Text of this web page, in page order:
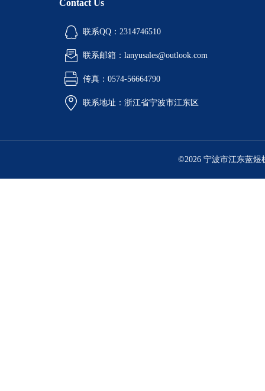
Contact Us
联系QQ：2314746510
联系邮箱：lanyusales@outlook.com
传真：0574-56664790
联系地址：浙江省宁波市江东区
©2026 宁波市江东蓝